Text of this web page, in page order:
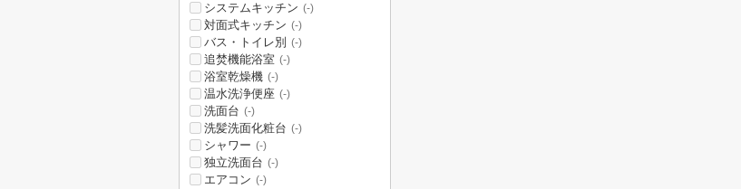
システムキッチン (-)
対面式キッチン (-)
バス・トイレ別 (-)
追焚機能浴室 (-)
浴室乾燥機 (-)
温水洗浄便座 (-)
洗面台 (-)
洗髪洗面化粧台 (-)
シャワー (-)
独立洗面台 (-)
エアコン (-)